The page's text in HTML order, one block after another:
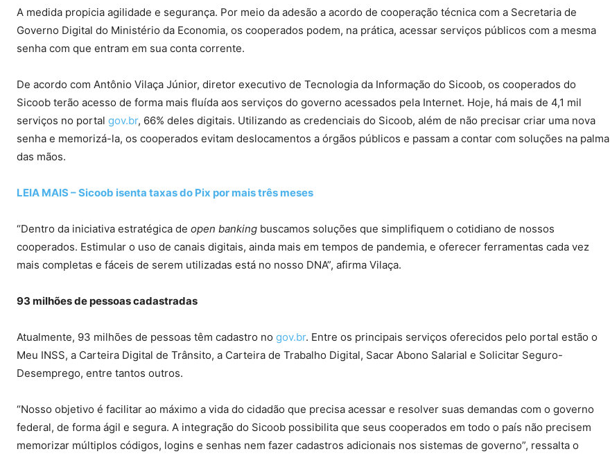
A medida propicia agilidade e segurança. Por meio da adesão a acordo de cooperação técnica com a Secretaria de
Governo Digital do Ministério da Economia, os cooperados podem, na prática, acessar serviços públicos com a mesma
senha com que entram em sua conta corrente.
De acordo com Antônio Vilaça Júnior, diretor executivo de Tecnologia da Informação do Sicoob, os cooperados do
Sicoob terão acesso de forma mais fluída aos serviços do governo acessados pela Internet. Hoje, há mais de 4,1 mil
serviços no portal gov.br, 66% deles digitais. Utilizando as credenciais do Sicoob, além de não precisar criar uma nova
senha e memorizá-la, os cooperados evitam deslocamentos a órgãos públicos e passam a contar com soluções na palma
das mãos.
LEIA MAIS – Sicoob isenta taxas do Pix por mais três meses
“Dentro da iniciativa estratégica de open banking buscamos soluções que simplifiquem o cotidiano de nossos
cooperados. Estimular o uso de canais digitais, ainda mais em tempos de pandemia, e oferecer ferramentas cada vez
mais completas e fáceis de serem utilizadas está no nosso DNA”, afirma Vilaça.
93 milhões de pessoas cadastradas
Atualmente, 93 milhões de pessoas têm cadastro no gov.br. Entre os principais serviços oferecidos pelo portal estão o
Meu INSS, a Carteira Digital de Trânsito, a Carteira de Trabalho Digital, Sacar Abono Salarial e Solicitar Seguro-
Desemprego, entre tantos outros.
“Nosso objetivo é facilitar ao máximo a vida do cidadão que precisa acessar e resolver suas demandas com o governo
federal, de forma ágil e segura. A integração do Sicoob possibilita que seus cooperados em todo o país não precisem
memorizar múltiplos códigos, logins e senhas nem fazer cadastros adicionais nos sistemas de governo”, ressalta o